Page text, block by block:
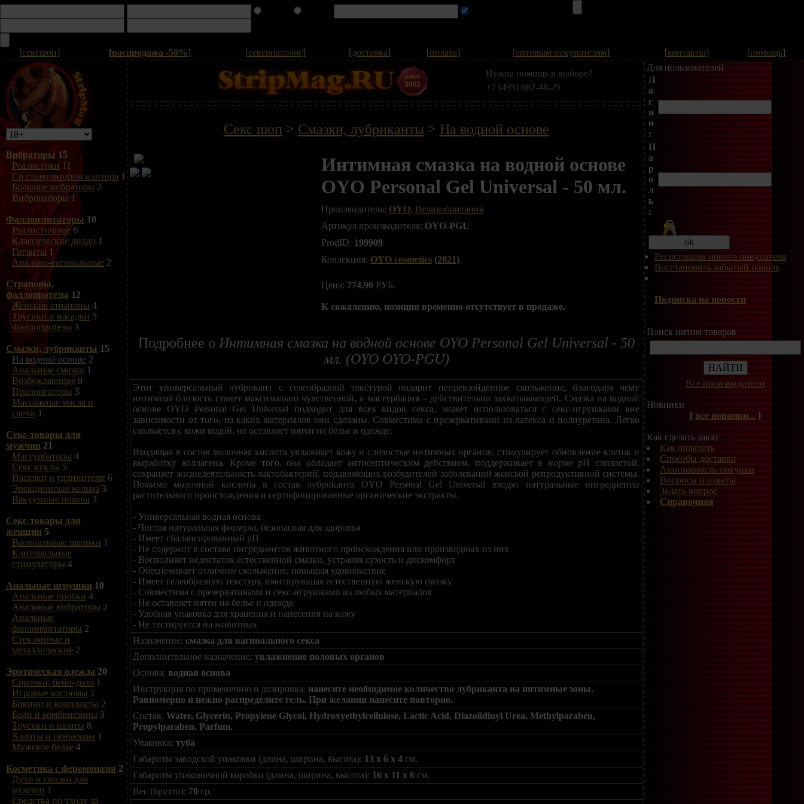
[сексшоп] [распродажа -50%] [сексопатолог] [доставка] [оплата] [оптовым покупателям] [контакты] [помощь]
Вибраторы 15
Реалистики 11
Со стимулятором клитора 1
Большие вибраторы 2
Вибронаборы 1
Фаллоимитаторы 10
Реалистичные6
Классические дилдо 1
Гиганты 1
Анально-вагинальные 2
Страпоны,
фаллопротезы 12
Женские страпоны 4
Трусики и насадки 5
Фаллопротезы 3
Смазки, лубриканты 15
На водной основе 2
Анальные смазки 1
Возбуждающие 8
Пролонгаторы 3
Массажные масла и
свечи 1
Секс-товары для
мужчин 21
Мастурбаторы 4
Секс куклы 5
Насадки и удлинители 6
Эрекционные кольца 3
Вакуумные помпы 3
Секс-товары для
женщин 5
Вагинальные шарики 1
Клиторальные
стимуляторы 4
Анальные игрушки 10
Анальные пробки 4
Анальные вибраторы 2
Анальные
фаллоимитаторы 2
Стеклянные и
металлические 2
Эротическая одежда 20
Сорочки, беби-долл 1
Игровые костюмы 1
Бикини и комплекты 2
Боди и комбинезоны 3
Трусики и шорты 8
Халаты и пеньюары 1
Мужское белье 4
Косметика с феромонами 2
Духи и смазки для
мужчин 1
Средства по уходу за
Нужна помощь в выборе?
+7 (495) 662-48-25
Секс шоп > Смазки, лубриканты > На водной основе
Интимная смазка на водной основе
OYO Personal Gel Universal - 50 мл.
Производитель: OYO, Великобритания
Артикул производителя: OYO-PGU
ProdID: 199909
Коллекция: OYO cosmetics (2021).
Цена: 774.90 РУБ.
К сожалению, позиция временно отсутствует в продаже.
Подробнее о Интимная смазка на водной основе OYO Personal Gel Universal - 50
мл. (OYO OYO-PGU)
Этот универсальный лубрикант с гелеобразной текстурой подарит непревзойдённое скольжение, благодаря чему
интимная близость станет максимально чувственной, а мастурбация – действительно захватывающей. Смазка на водной
основе OYO Personal Gel Universal подходит для всех видов секса, может использоваться с секс-игрушками вне
зависимости от того, из каких материалов они сделаны. Совместима с презервативами из латекса и полиуретана. Легко
смывается с кожи водой, не оставляет пятен на белье и одежде.
Входящая в состав молочная кислота увлажняет кожу и слизистые интимных органов, стимулирует обновление клеток и
выработку коллагена. Кроме того, она обладает антисептическим действием, поддерживает в норме pH слизистой,
сохраняет жизнедеятельность лактобактерий, подавляющих возбудителей заболеваний женской репродуктивной системы.
Помимо молочной кислоты в состав лубриканта OYO Personal Gel Universal входят натуральные ингредиенты
растительного происхождения и сертифицированные органические экстракты.
- Универсальная водная основа
- Чистая натуральная формула, безопасная для здоровья
- Имеет сбалансированный pH
- Не содержит в составе ингредиентов животного происхождения или производных из них
- Восполняет недостаток естественной смазки, устраняя сухость и дискомфорт
- Обеспечивает отличное скольжение, повышая удовольствие
- Имеет гелеобразную текстуру, имитирующая естественную женскую смазку
- Совместима с презервативами и секс-игрушками из любых материалов
- Не оставляет пятен на белье и одежде
- Удобная упаковка для хранения и нанесения на кожу
- Не тестируется на животных
Назначение: смазка для вагинального секса
Дополнительное назначение: увлажнение половых органов
Основа: водная основа
Инструкция по применению и дозировка: нанесите необходимое количество лубриканта на интимные зоны.
Равномерно и нежно распределите гель. При желании нанесите повторно.
Состав: Water, Glycerin, Propylene Glycol, Hydroxyethylcellulose, Lactic Acid, Diazolidinyl Urea, Methylparaben,
Propylparaben, Parfum.
Упаковка: туба
Габариты заводской упаковки (длина, ширина, высота): 13 x 6 x 4 см.
Габариты упаковочной коробки (длина, ширина, высота): 16 x 11 x 6 см.
Вес (брутто): 70 гр.
Для пользователей
Л
о
г
и
н
:
П
а
р
о
л
ь
:
Регистрация нового покупателя
Восстановить забытый пароль
Подписка на новости
Поиск интим товаров
Все производители
Новинки
[ все новинки... ]
Как сделать заказ
Как оплатить
Способы доставки
Анонимность покупки
Вопросы и ответы
Задать вопрос
Справочная